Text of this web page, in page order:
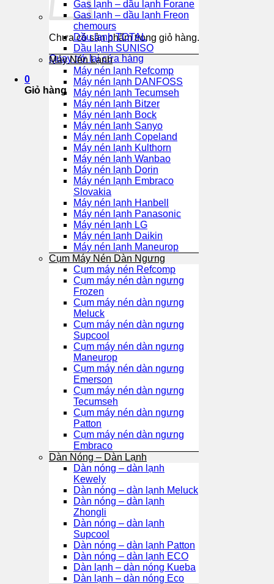
Chưa có sản phẩm trong giỏ hàng.
Quay trở lại cửa hàng
0
Giỏ hàng
Gas lạnh – dầu lạnh Forane
Gas lạnh – dầu lạnh Freon
chemours
Dầu lạnh TOTAL
Dầu lạnh SUNISO
Máy Nén Lạnh
Máy nén lạnh Refcomp
Máy nén lạnh DANFOSS
Máy nén lạnh Tecumseh
Máy nén lạnh Bitzer
Máy nén lạnh Bock
Máy nén lạnh Sanyo
Máy nén lạnh Copeland
Máy nén lạnh Kulthorn
Máy nén lạnh Wanbao
Máy nén lạnh Dorin
Máy nén lạnh Embraco
Slovakia
Máy nén lạnh Hanbell
Máy nén lạnh Panasonic
Máy nén lạnh LG
Máy nén lạnh Daikin
Máy nén lạnh Maneurop
Cụm Máy Nén Dàn Ngưng
Cụm máy nén Refcomp
Cụm máy nén dàn ngưng
Frozen
Cụm máy nén dàn ngưng
Meluck
Cụm máy nén dàn ngưng
Supcool
Cụm máy nén dàn ngưng
Maneurop
Cụm máy nén dàn ngưng
Emerson
Cụm máy nén dàn ngưng
Tecumseh
Cụm máy nén dàn ngưng
Patton
Cụm máy nén dàn ngưng
Embraco
Dàn Nóng – Dàn Lạnh
Dàn nóng – dàn lạnh
Kewely
Dàn nóng – dàn lạnh Meluck
Dàn nóng – dàn lạnh
Zhongli
Dàn nóng – dàn lạnh
Supcool
Dàn nóng – dàn lạnh Patton
Dàn nóng – dàn lạnh ECO
Dàn lạnh – dàn nóng Kueba
Dàn lạnh – dàn nóng Eco